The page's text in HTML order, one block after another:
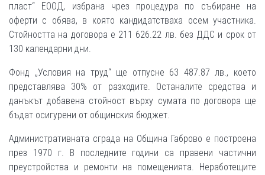
пласт“ ЕООД, избрана чрез процедура по събиране на
оферти с обява, в която кандидатстваха осем участника.
Стойността на договора е 211 626.22 лв. без ДДС и срок от
130 календарни дни.
Фонд „Условия на труд“ ще отпусне 63 487.87 лв., което
представлява 30% от разходите. Останалите средства и
данъкът добавена стойност върху сумата по договора ще
бъдат осигурени от общинския бюджет.
Административната сграда на Община Габрово е построена
през 1970 г. В последните години са правени частични
преустройства и ремонти на помещенията. Неработещите